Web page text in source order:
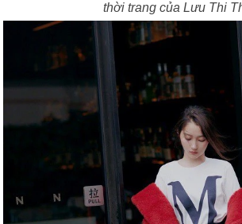
thời trang của Lưu Thi